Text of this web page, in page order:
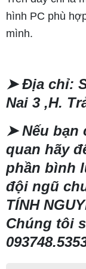
hình PC phù
mình.
➤Địa chỉ:
Nai 3 ,H.
➤Nếu bạn
quan hãy
phần bình
đội ngũ
TÍNH
Chúng tôi